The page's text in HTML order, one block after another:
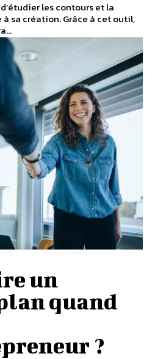
les contours et la
sa création. Grâce à cet outil,
un
quand
?